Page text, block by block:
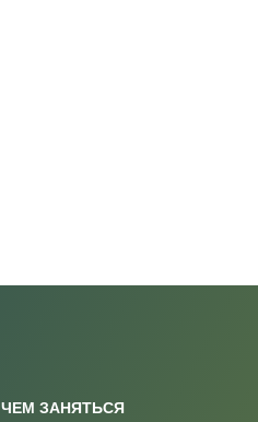
ЧЕМ ЗАНЯТЬСЯ